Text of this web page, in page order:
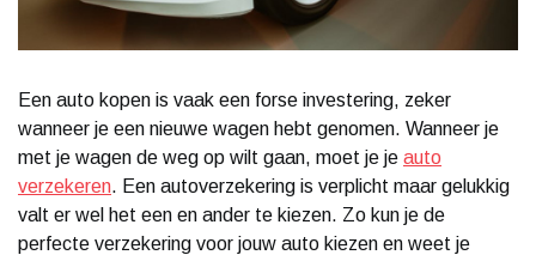
Een auto kopen is vaak een forse investering, zeker
wanneer je een nieuwe wagen hebt genomen. Wanneer je
met je wagen de weg op wilt gaan, moet je je auto
verzekeren. Een autoverzekering is verplicht maar gelukkig
valt er wel het een en ander te kiezen. Zo kun je de
perfecte verzekering voor jouw auto kiezen en weet je